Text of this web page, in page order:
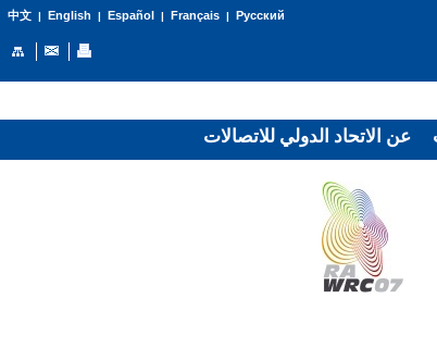
中文| English | Español | Français| Русский
عن الاتحاد الدولي للاتصالات